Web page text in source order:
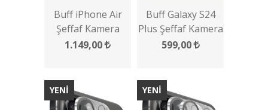
Buff iPhone Air
Şeffaf Kamera
Lens Koruyucu
1.149,00
Buff Galaxy S24
Plus Şeffaf Kamera
Lens Koruyucu
599,00
YENİ YENİ